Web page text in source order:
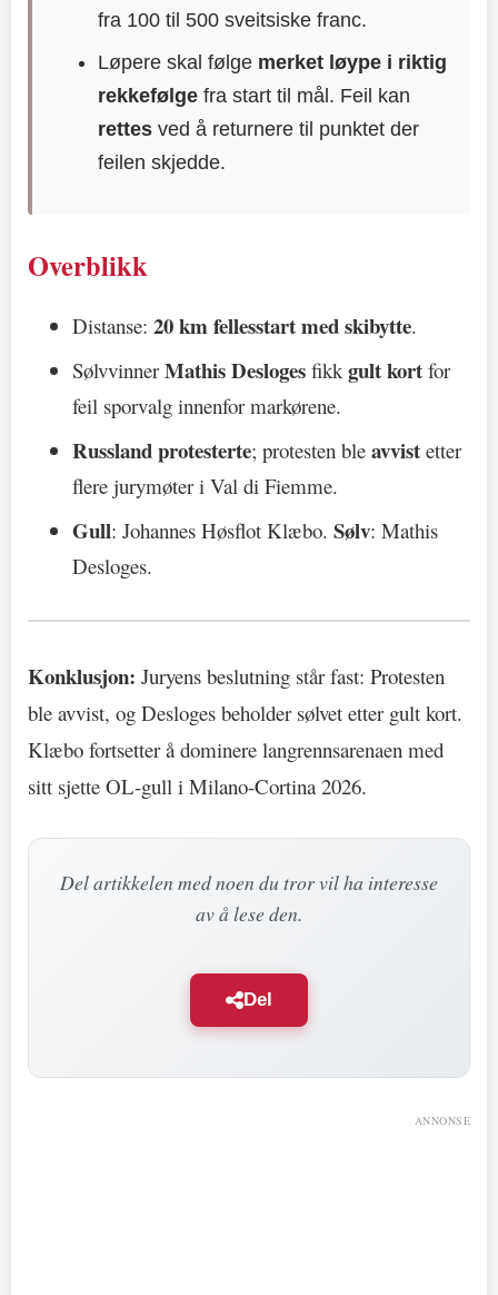
fra 100 til 500 sveitsiske franc.
Løpere skal følge merket løype i riktig
rekkefølge fra start til mål. Feil kan
rettes ved å returnere til punktet der
feilen skjedde.
Overblikk
Distanse: 20 km fellesstart med skibytte.
SølvvinnerMathis Desloges fikkgult kort for
feil sporvalg innenfor markørene.
Russland protesterte; protesten ble avvist etter
flere jurymøter i Val di Fiemme.
Gull: Johannes Høsflot Klæbo. Sølv: Mathis
Desloges.
Konklusjon: Juryens beslutning står fast: Protesten
ble avvist, og Desloges beholder sølvet etter gult kort.
Klæbo fortsetter å dominere langrennsarenaen med
sitt sjette OL-gull i Milano-Cortina 2026.
Del artikkelen med noen du tror vil ha interesse
av å lese den.
Del
ANNONSE